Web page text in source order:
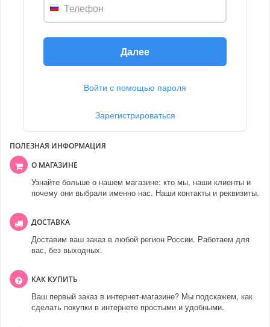
Телефон
Далее
Войти с помощью пароля
Зарегистрироваться
ПОЛЕЗНАЯ ИНФОРМАЦИЯ
О МАГАЗИНЕ
Узнайте больше о нашем магазине: кто мы, наши клиенты и
почему они выбрали именно нас. Наши контакты и реквизиты.
ДОСТАВКА
Доставим ваш заказ в любой регион России. Работаем для
вас, без выходных.
КАК КУПИТЬ
Ваш первый заказ в интернет-магазине? Мы подскажем, как
сделать покупки в интернете простыми и удобными.